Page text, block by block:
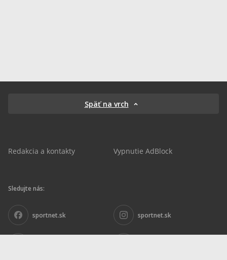
Späť na vrch
Redakcia a kontakty Vypnutie AdBlock
Sledujte nás:
sportnet.sk sportnet.sk